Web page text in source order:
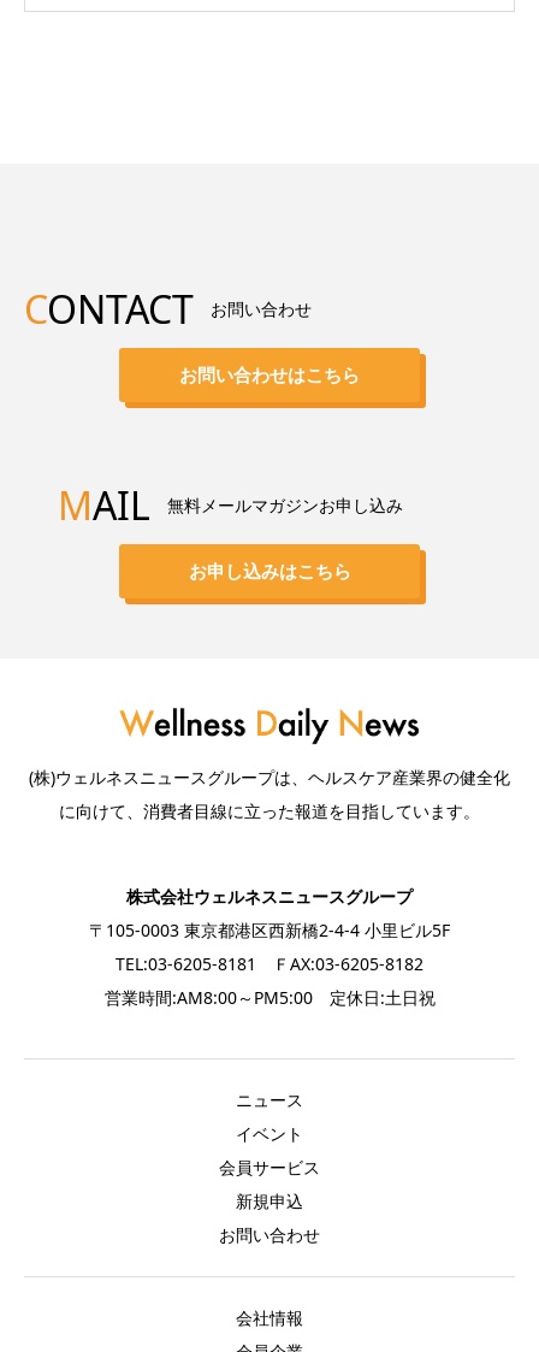
CONTACT お問い合わせ
お問い合わせはこちら
MAIL 無料メールマガジンお申し込み
お申し込みはこちら
(株)ウェルネスニュースグループは、ヘルスケア産業界の健全化
に向けて、消費者目線に立った報道を目指しています。
株式会社ウェルネスニュースグループ
〒105-0003 東京都港区西新橋2-4-4 小里ビル5F
TEL:03-6205-8181 ＦAX:03-6205-8182
営業時間:AM8:00～PM5:00 定休日:土日祝
ニュース
イベント
会員サービス
新規申込
お問い合わせ
会社情報